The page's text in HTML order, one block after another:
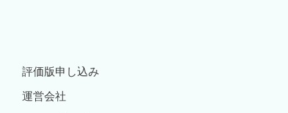
評価版申し込み
運営会社